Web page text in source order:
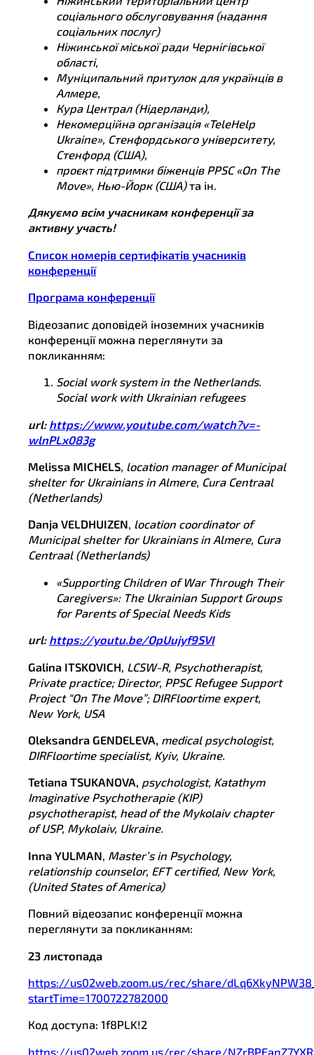
соціального обслуговування (надання
соціальних послуг)
Ніжинської міської ради Чернігівської
області,
Муніципальний притулок для українців в
Алмере,
Кура Централ (Нідерланди),
Некомерційна організація «TeleHelp
Ukraine», Стенфордського університету,
Стенфорд (США),
проєкт підтримки біженців PPSC «On The
Move», Нью-Йорк (США)та ін.
Дякуємо всім учасникам конференції за
активну участь!
Список номерів сертифікатів учасників
конференції
Програма конференції
Відеозапис доповідей іноземних учасників
конференції можна переглянути за
покликанням:
Social work system in the Netherlands.
Social work with Ukrainian refugees
url: https://www.youtube.com/watch?v=-
wlnPLx083g
Melissa MICHELS, location manager of Municipal
shelter for Ukrainians in Almere, Cura Centraal
(Netherlands)
Danja VELDHUIZEN, location coordinator of
Municipal shelter for Ukrainians in Almere, Cura
Centraal (Netherlands)
«Supporting Children of War Through Their
Caregivers»: The Ukrainian Support Groups
for Parents of Special Needs Kids
url: https://youtu.be/OpUujyf9SVI
Galina ITSKOVICH LCSW-R, Psychotherapist,
Private practice; Director, PPSC Refugee Support
Project “On The Move”; DIRFloortime expert,
New York, USA
Oleksandra GENDELEVA, medical psychologist,
DIRFloortime specialist, Kyiv, Ukraine.
Tetiana TSUKANOVA, psychologist, Katathym
Imaginative Psychotherapie (KIP)
psychotherapist, head of the Mykolaiv chapter
of USP, Mykolaiv, Ukraine.
Inna YULMAN Master’s in Psychology,
relationship counselor, EFT certified, New York,
(United States of America)
Повний відеозапис конференції можна
переглянути за покликанням:
23 листопада
https://us02web.zoom.us/rec/share/
startTime=1700722782000
Код доступа: 1f8PLK!2
https://us02web.zoom.us/rec/share/